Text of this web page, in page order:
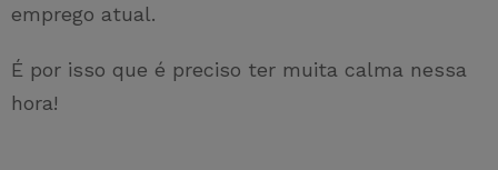
emprego atual.
É por isso que é preciso ter muita calma nessa
hora!